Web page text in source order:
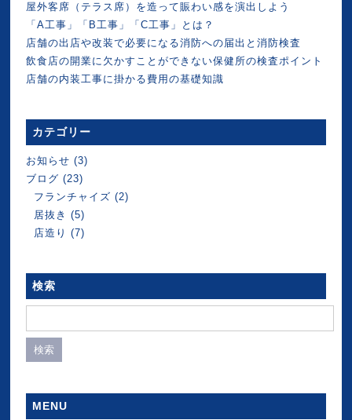
屋外客席（テラス席）を造って賑わい感を演出しよう
「A工事」「B工事」「C工事」とは？
店舗の出店や改装で必要になる消防への届出と消防検査
飲食店の開業に欠かすことができない保健所の検査ポイント
店舗の内装工事に掛かる費用の基礎知識
カテゴリー
お知らせ (3)
ブログ (23)
フランチャイズ (2)
居抜き (5)
店造り (7)
検索
索:
MENU